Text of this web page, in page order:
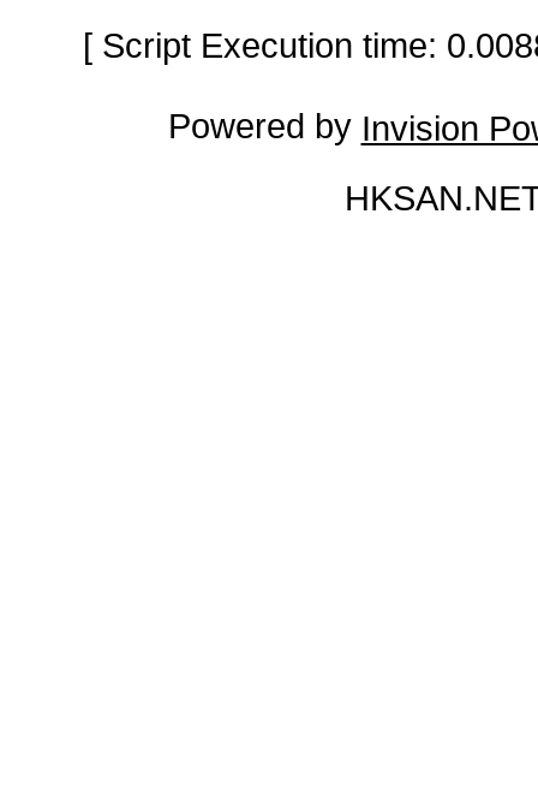
[ Script Execution time:
Powered by Invision